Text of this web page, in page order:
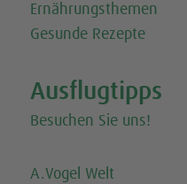
Ernährungsthemen
Gesunde Rezepte
Ausflugtipps
Besuchen Sie uns!
A.Vogel Welt